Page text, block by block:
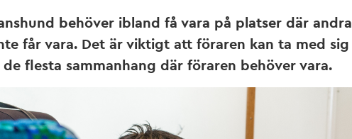
behöver ibland få vara på platser där andra
får vara. Det är viktigt att föraren kan ta med sig
de flesta sammanhang där föraren behöver vara.